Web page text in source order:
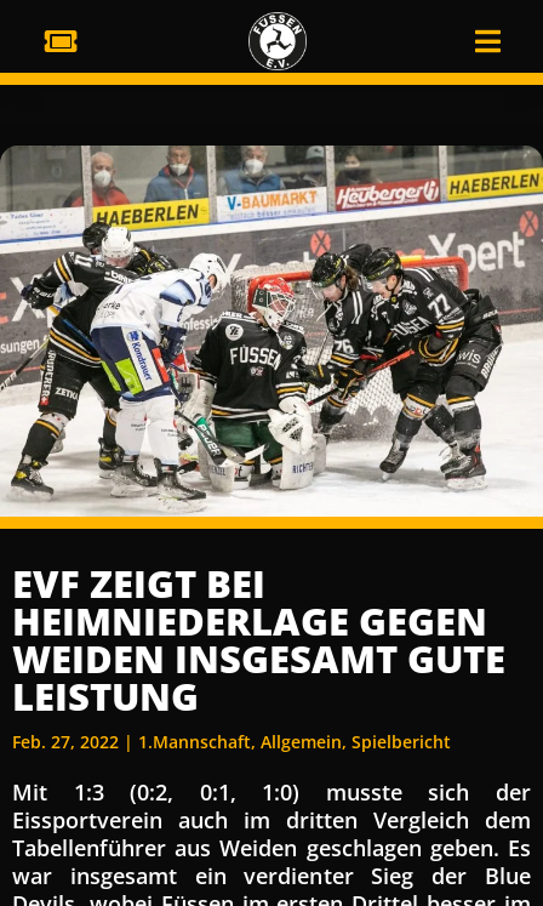
EVF ZEIGT BEI
HEIMNIEDERLAGE GEGEN
WEIDEN INSGESAMT GUTE
LEISTUNG
Feb. 27, 2022 | 1.Mannschaft, Allgemein, Spielbericht
Mit 1:3 (0:2, 0:1, 1:0) musste sich der
Eissportverein auch im dritten Vergleich dem
Tabellenführer aus Weiden geschlagen geben. Es
war insgesamt ein verdienter Sieg der Blue